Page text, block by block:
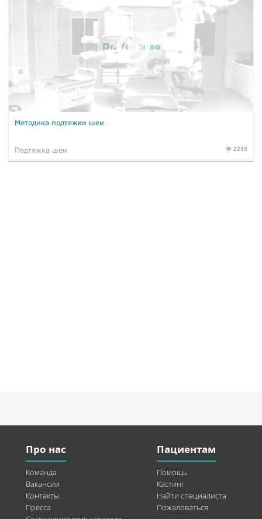
Методика подтяжки шеи
Подтяжка шеи 2215
Про нас
Команда
Вакансии
Контакты
Пресса
Пациентам
Помощь
Кастинг
Найти специалиста
Пожаловаться